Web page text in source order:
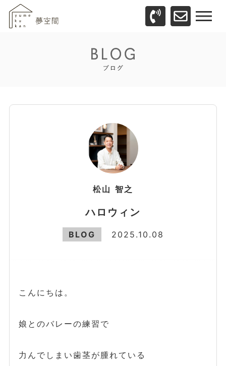
松山 智之
ハロウィン
BLOG 2025.10.08
こんにちは。
娘とのバレーの練習で
力んでしまい歯茎が腫れている